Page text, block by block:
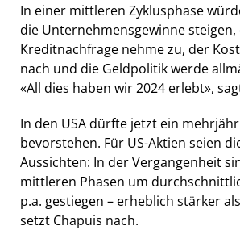
In einer mittleren Zyklusphase
die Unternehmensgewinne steigen,
Kreditnachfrage nehme zu, der
nach und die Geldpolitik werde
«All dies haben wir 2024 erlebt»,
In den USA dürfte jetzt ein
bevorstehen. Für US-Aktien seien
Aussichten: In der Vergangenheit
mittleren Phasen um
p.a. gestiegen – erheblich stärker
setzt Chapuis nach.